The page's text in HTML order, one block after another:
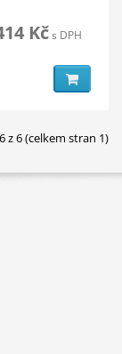
Kčs DPH
z 6 (celkem stran 1)